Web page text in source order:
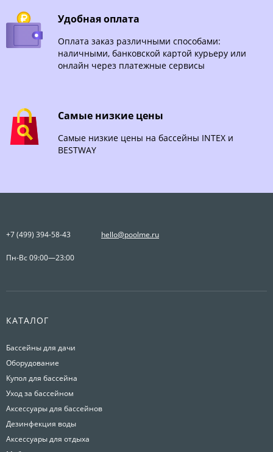
Удобная оплата
Оплата заказ различными способами:
наличными, банковской картой курьеру или
онлайн через платежные сервисы
Самые низкие цены
Самые низкие цены на бассейны INTEX и
BESTWAY
+7 (499) 394-58-43 hello@poolme.ru
Пн-Вс 09:00—23:00
КАТАЛОГ
Бассейны для дачи
Оборудование
Купол для бассейна
Уход за бассейном
Аксессуары для бассейнов
Дезинфекция воды
Аксессуары для отдыха